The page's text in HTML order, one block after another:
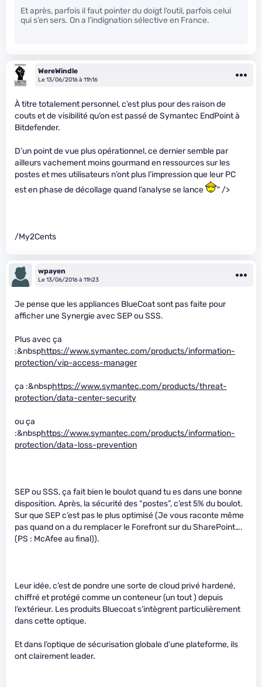
Et après, parfois il faut pointer du doigt l’outil, parfois celui
qui s’en sers. On a l’indignation sélective en France.
WereWindle
Le 13/06/2016 à 11h16
À titre totalement personnel, c’est plus pour des raison de
couts et de visibilité qu’on est passé de Symantec EndPoint à
Bitdefender.
D’un point de vue plus opérationnel, ce dernier semble par
ailleurs vachement moins gourmand en ressources sur les
postes et mes utilisateurs n’ont plus l’impression que leur PC
est en phase de décollage quand l’analyse se lance
" />
/My2Cents
wpayen
Le 13/06/2016 à 11h23
Je pense que les appliances BlueCoat sont pas faite pour
afficher une Synergie avec SEP ou SSS.
Plus avec ça
:&nbsphttps://www.symantec.com/products/information-
protection/vip-access-manager
ça :&nbsphttps://www.symantec.com/products/threat-
protection/data-center-security
ou ça
:&nbsphttps://www.symantec.com/products/information-
protection/data-loss-prevention
SEP ou SSS, ça fait bien le boulot quand tu es dans une bonne
disposition. Après, la sécurité des “postes”, c’est 5% du boulot.
Sur que SEP c’est pas le plus optimisé (Je vous raconte même
pas quand on a du remplacer le Forefront sur du SharePoint….
(PS : McAfee au final)).
Leur idée, c’est de pondre une sorte de cloud privé hardené,
chiffré et protégé comme un conteneur (un tout ) depuis
l’extérieur. Les produits Bluecoat s’intègrent particulièrement
dans cette optique.
Et dans l’optique de sécurisation globale d’une plateforme, ils
ont clairement leader.